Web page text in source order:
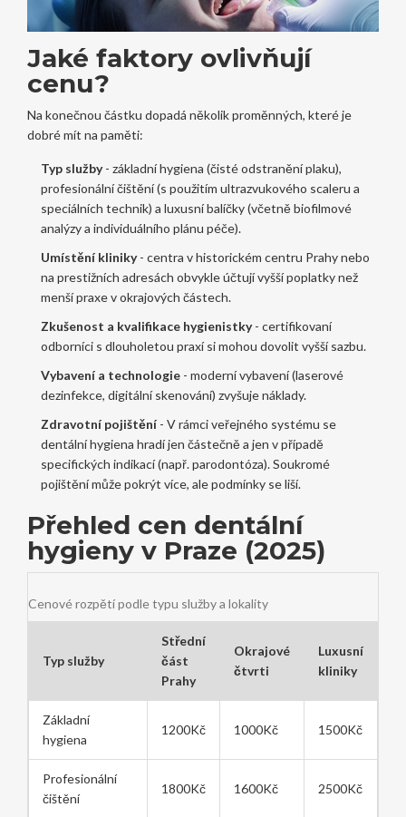
Jaké faktory ovlivňují
cenu?
Na konečnou částku dopadá několik proměnných, které je
dobré mít na paměti:
Typ služby- základní hygiena (čisté odstranění plaku),
profesionální čištění (s použitím ultrazvukového scaleru a
speciálních technik) a luxusní balíčky (včetně biofilmové
analýzy a individuálního plánu péče).
Umístění kliniky- centra v historickém centru Prahy nebo
na prestižních adresách obvykle účtují vyšší poplatky než
menší praxe v okrajových částech.
Zkušenost a kvalifikace hygienistky- certifikovaní
odborníci s dlouholetou praxí si mohou dovolit vyšší sazbu.
Vybavení a technologie- moderní vybavení (laserové
dezinfekce, digitální skenování) zvyšuje náklady.
Zdravotní pojištění- V rámci veřejného systému se
dentální hygiena hradí jen částečně a jen v případě
specifických indikací (např. parodontóza). Soukromé
pojištění může pokrýt více, ale podmínky se liší.
Přehled cen dentální
hygieny v Praze (2025)
Cenové rozpětí podle typu služby a lokality
Typ služby
Střední
část
Prahy
Okrajové
čtvrti
Luxusní
kliniky
Základní
hygiena
1200Kč 1000Kč 1500Kč
Profesionální
čištění
1800Kč 1600Kč 2500Kč